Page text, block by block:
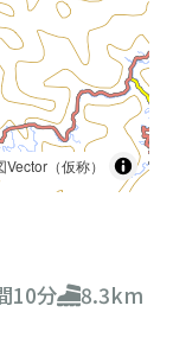
（仮称）
10分 8.3km